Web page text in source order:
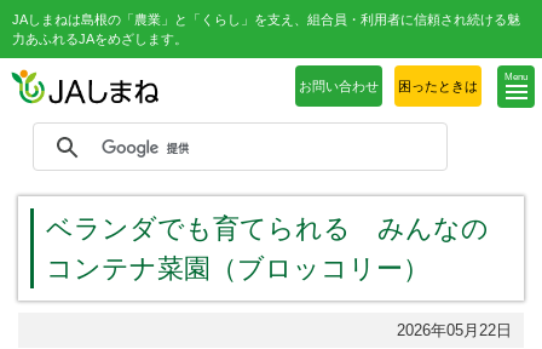
JAしまねは島根の「農業」と「くらし」を支え、組合員・利用者に信頼され続ける魅
力あふれるJAをめざします。
Menu
お問い合わせ 困ったときは
ベランダでも育てられる みんなの
コンテナ菜園（ブロッコリー）
2026年05月22日